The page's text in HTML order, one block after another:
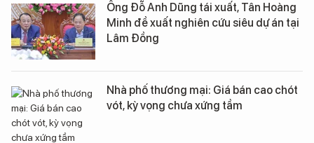
Ông Đỗ Anh Dũng tái xuất, Tân Hoàng
Minh đề xuất nghiên cứu siêu dự án tại
Lâm Đồng
Nhà phố thương mại: Giá bán cao chót
vót, kỳ vọng chưa xứng tầm